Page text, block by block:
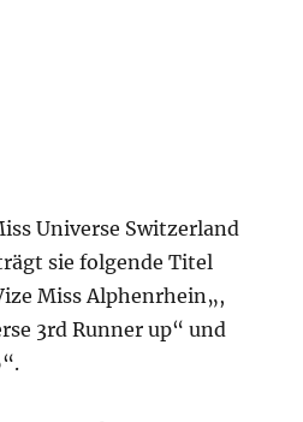
Universe Switzerland
sie folgende Titel
Miss Alphenrhein„,
3rd Runner up“ und